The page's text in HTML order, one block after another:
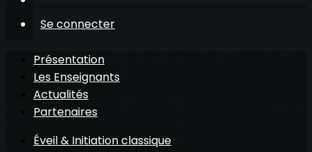
Se connecter
Présentation
Les Enseignants
Actualités
Partenaires
Éveil & Initiation classique